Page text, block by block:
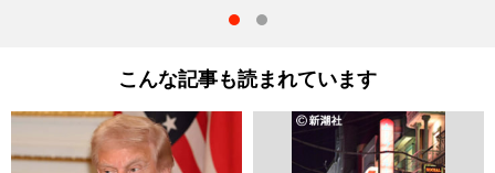
こんな記事も読まれています